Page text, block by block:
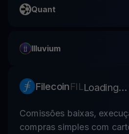
Quant
Illuvium
FilecoinFILLoading...
Comissões baixas,
compras simples com